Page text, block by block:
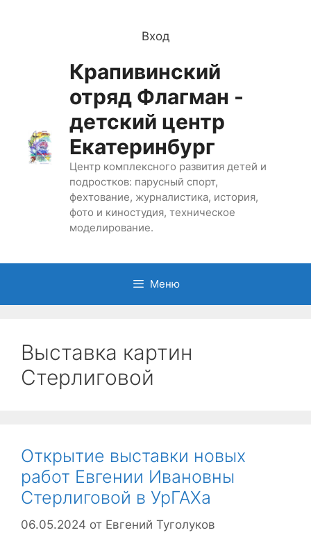
Вход
Крапивинский
отряд Флагман -
детский центр
Екатеринбург
Центр комплексного развития детей и
подростков: парусный спорт,
фехтование, журналистика, история,
фото и киностудия, техническое
моделирование.
Меню
Выставка картин
Стерлиговой
Открытие выставки новых
работ Евгении Ивановны
Стерлиговой в УрГАХа
06.05.2024 от Евгений Туголуков